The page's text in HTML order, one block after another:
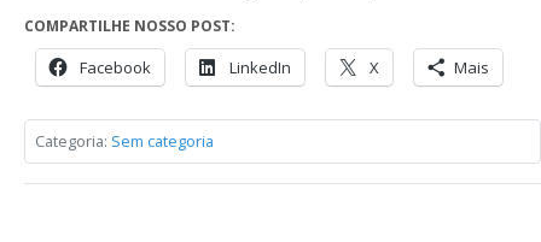
COMPARTILHE NOSSO POST:
Facebook LinkedIn X Mais
Categoria: Sem categoria